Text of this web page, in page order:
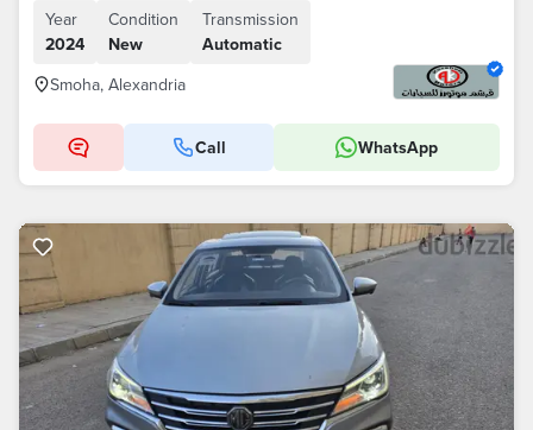
Year
2024
Condition
New
Transmission
Automatic
Smoha, Alexandria
Call WhatsApp